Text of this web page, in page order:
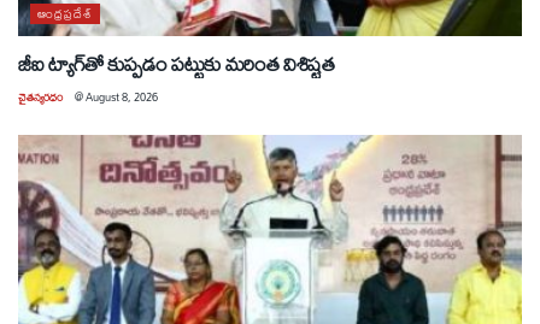
ఆంధ్రప్రదేశ్
జీఐ ట్యాగ్‌తో కుప్పడం పట్టుకు మరింత విశిష్టత
చైతన్యరధం @August 8, 2026